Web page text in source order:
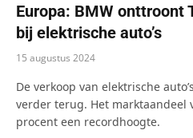
Europa: BMW onttroont
bij elektrische auto’s
15 augustus 2024
De verkoop van elektrische
verder terug. Het marktaandeel
procent een recordhoogte.